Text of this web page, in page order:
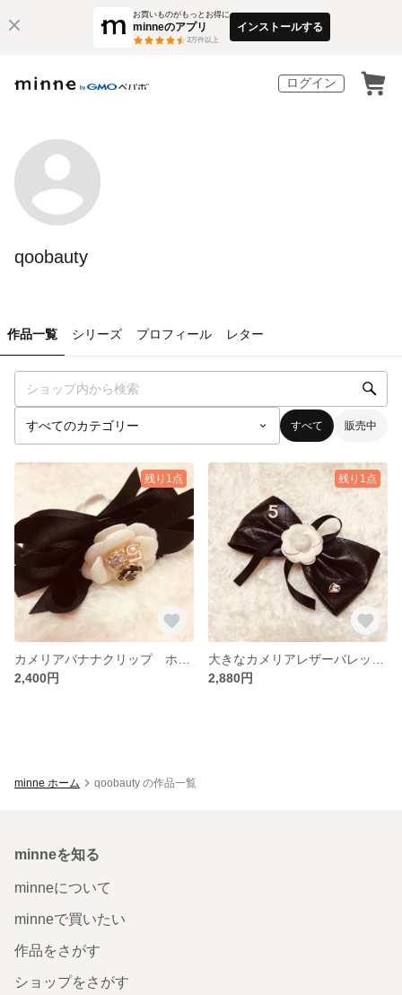
お買いものがもっとお得に
minneのアプリ
3万件以上
インストールする
ログイン
qoobauty
作品一覧 シリーズ プロフィール レター
すべて 販売中
残り1点
2,400円
残り1点
2,880円
minne ホーム qoobauty の作品一覧
minneを知る
minneについて
minneで買いたい
作品をさがす
ショップをさがす